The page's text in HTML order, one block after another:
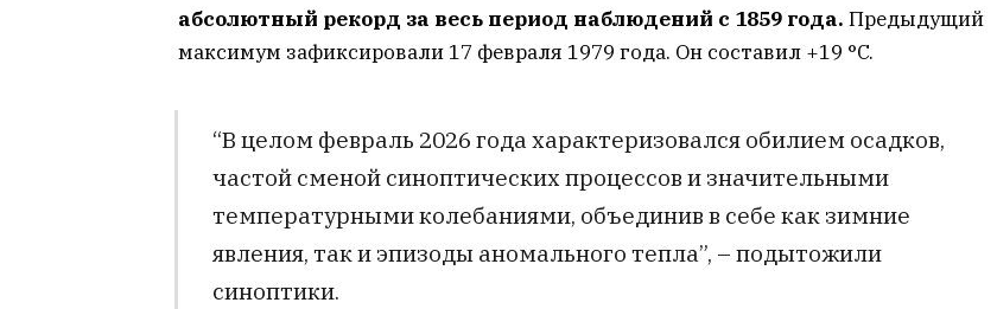
абсолютный рекорд за весь период наблюдений с 1859 года. Предыдущий
максимум зафиксировали 17 февраля 1979 года. Он составил +19 °C.
“В целом февраль 2026 года характеризовался обилием осадков,
частой сменой синоптических процессов и значительными
температурными колебаниями, объединив в себе как зимние
явления, так и эпизоды аномального тепла”, – подытожили
синоптики.